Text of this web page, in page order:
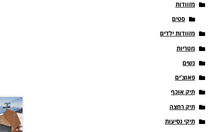
מזוודות
סטים
מזוודות ילדים
מטריות
נשים
פאוצ'ים
תיק אוכף
תיק רחצה
תיקי נסיעות